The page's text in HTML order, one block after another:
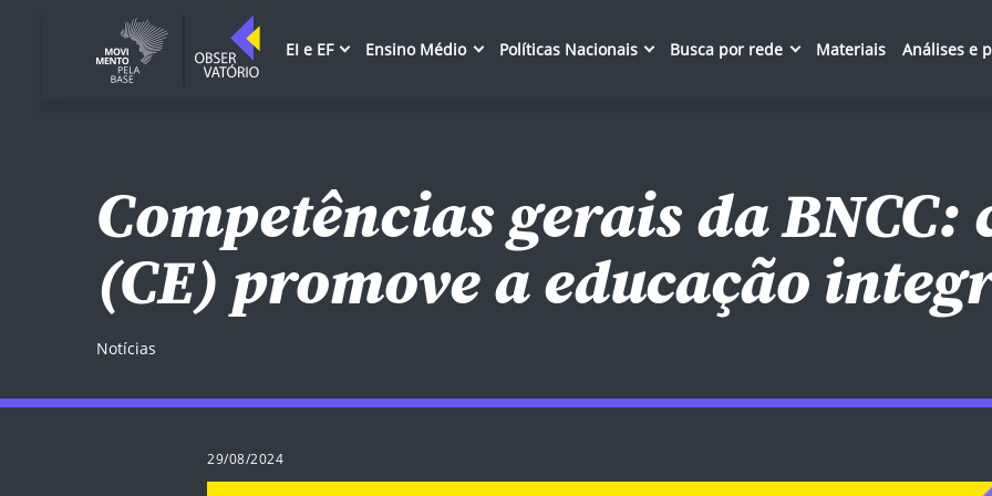
EI e EF Ensino Médio Políticas Nacionais Busca por rede Materiais Análises e
Competências gerais da BNCC:
(CE) promove a educação
Notícias
29/08/2024